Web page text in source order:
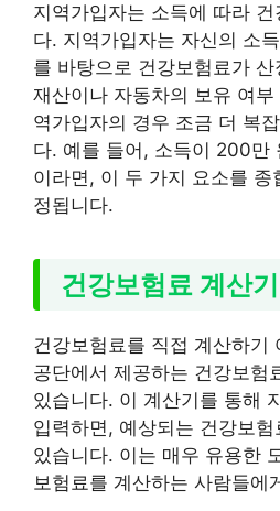
지역가입자는 소득에 따라
다. 지역가입자는 자신의 소
를 바탕으로 건강보험료가
재산이나 자동차의 보유 여
역가입자의 경우 조금 더 복
다. 예를 들어, 소득이 200만
이라면, 이 두 가지 요소를
정됩니다.
건강보험료 계산
건강보험료를 직접 계산하기
공단에서 제공하는 건강보험
있습니다. 이 계산기를 통해
입력하면, 예상되는 건강보
있습니다. 이는 매우 유용한
보험료를 계산하는 사람들에